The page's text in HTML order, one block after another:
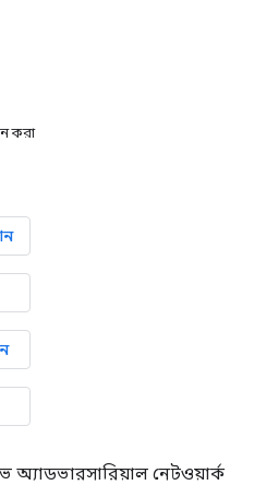
করা
অ্যাডভারসারিয়াল নেটওয়ার্ক